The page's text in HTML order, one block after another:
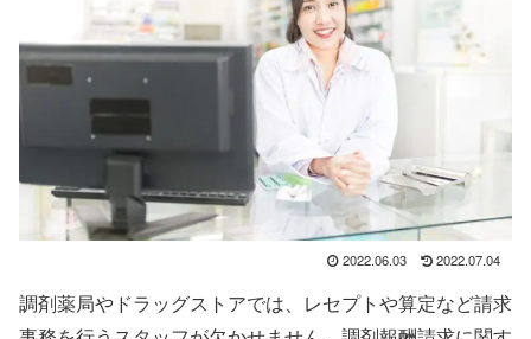
2022.06.03 2022.07.04
調剤薬局やドラッグストアでは、レセプトや算定など請求